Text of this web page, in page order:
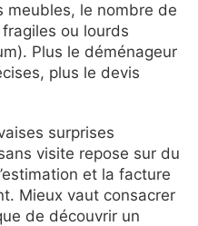
meubles, le nombre de
ou lourds
Plus le déménageur
plus le devis
surprises
visite repose sur du
et la facture
Mieux vaut consacrer
de découvrir un